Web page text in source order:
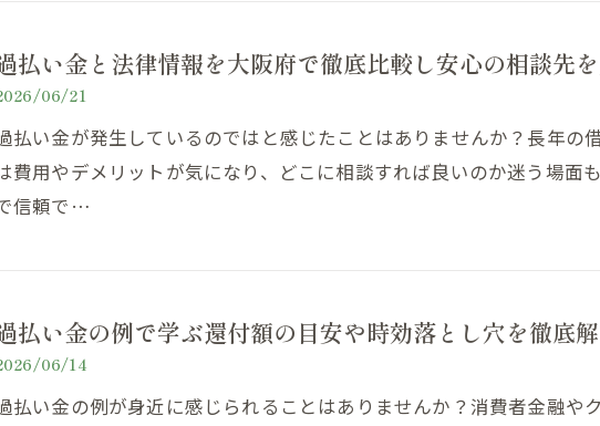
払い金と法律情報を大阪府で徹底比較し安心の相談先
06/21
払い金が発生しているのではと感じたことはありませんか？長年の
費用やデメリットが気になり、どこに相談すれば良いのか迷う場面
信頼で…
払い金の例で学ぶ還付額の目安や時効落とし穴を徹底
06/14
払い金の例が身近に感じられることはありませんか？消費者金融や